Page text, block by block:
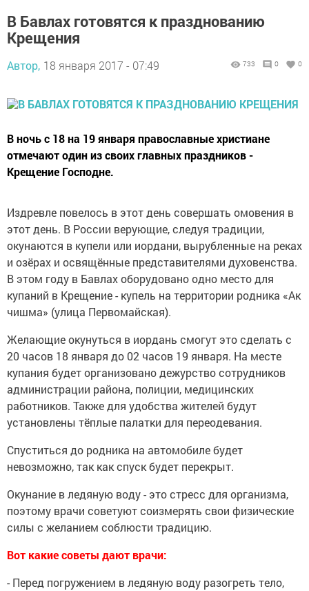
В Бавлах готовятся к празднованию
Крещения
Автор, 18 января 2017 - 07:49 733 0 0
В ночь с 18 на 19 января православные христиане
отмечают один из своих главных праздников -
Крещение Господне.
Издревле повелось в этот день совершать омовения в
этот день. В России верующие, следуя традиции,
окунаются в купели или иордани, вырубленные на реках
и озёрах и освящённые представителями духовенства.
В этом году в Бавлах оборудовано одно место для
купаний в Крещение - купель на территории родника «Ак
чишма» (улица Первомайская).
Желающие окунуться в иордань смогут это сделать с
20 часов 18 января до 02 часов 19 января. На месте
купания будет организовано дежурство сотрудников
администрации района, полиции, медицинских
работников. Также для удобства жителей будут
установлены тёплые палатки для переодевания.
Спуститься до родника на автомобиле будет
невозможно, так как спуск будет перекрыт.
Окунание в ледяную воду - это стресс для организма,
поэтому врачи советуют соизмерять свои физические
силы с желанием соблюсти традицию.
Вот какие советы дают врачи:
- Перед погружением в ледяную воду разогреть тело,